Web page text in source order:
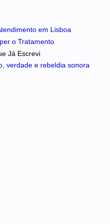
em Lisboa
o Tratamento
Já Escrevi
verdade e rebeldia sonora